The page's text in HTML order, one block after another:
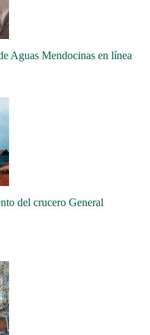
Aguas Mendocinas en línea
del crucero General